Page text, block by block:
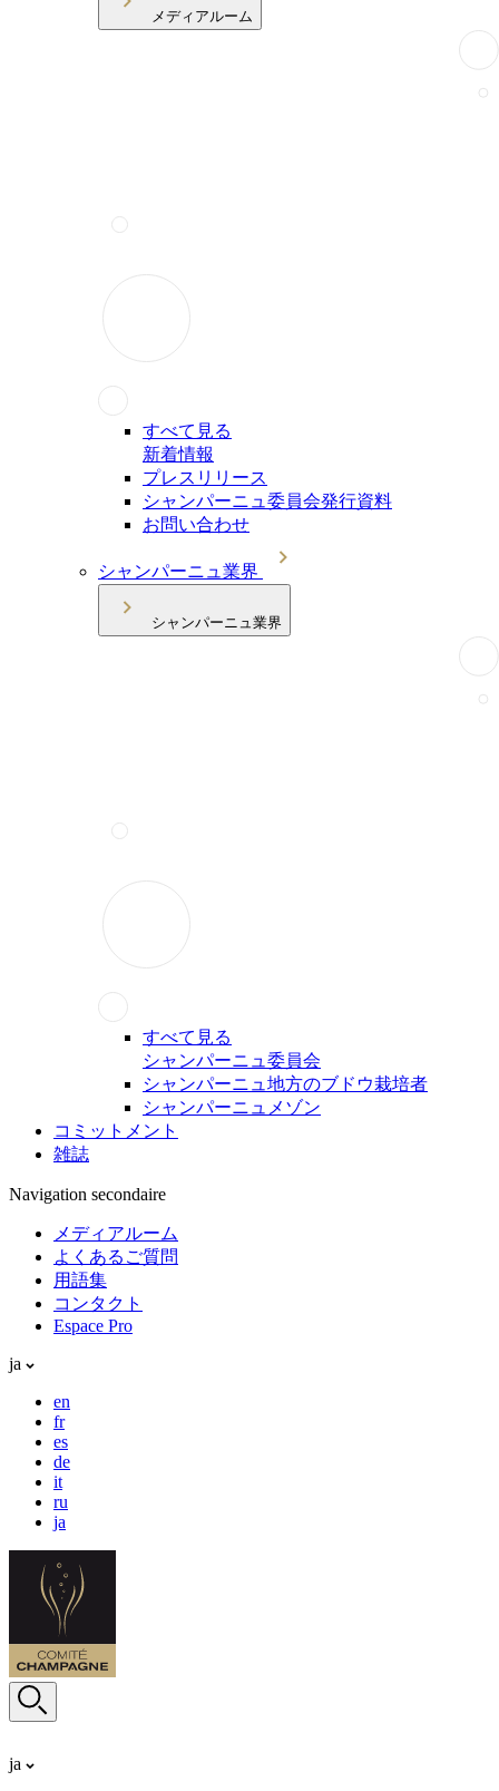
メディアルーム
すべて見る
新着情報
プレスリリース
シャンパーニュ委員会発行資料
お問い合わせ
シャンパーニュ業界
シャンパーニュ業界
すべて見る
シャンパーニュ委員会
シャンパーニュ地方のブドウ栽培者
シャンパーニュメゾン
コミットメント
雑誌
Navigation secondaire
メディアルーム
よくあるご質問
用語集
コンタクト
Espace Pro
ja
en
fr
es
de
it
ru
ja
ja